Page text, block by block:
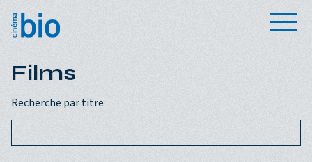
Films
Recherche par titre